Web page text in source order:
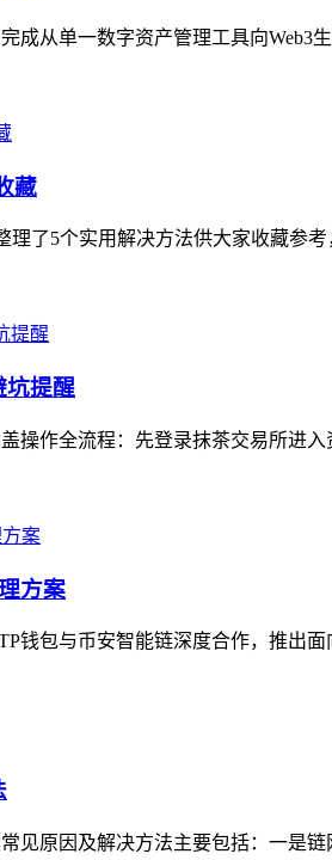
成从单一数字资产管理工具向
藏
了5个实用解决方法供大家收藏参
坑提醒
操作全流程：先登录抹茶交易所进
方案
钱包与币安智能链深度合作，推出
见原因及解决方法主要包括：一是